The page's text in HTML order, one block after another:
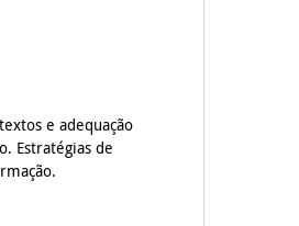
e adequação
Estratégias de